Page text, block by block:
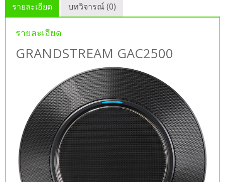
รายละเอียด บทวิจารณ์ (0)
รายละเอียด
GRANDSTREAM GAC2500